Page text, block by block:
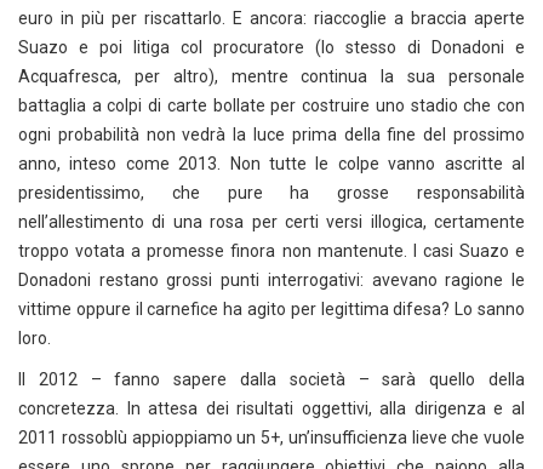
euro in più per riscattarlo. E ancora: riaccoglie a braccia aperte
Suazo e poi litiga col procuratore (lo stesso di Donadoni e
Acquafresca, per altro), mentre continua la sua personale
battaglia a colpi di carte bollate per costruire uno stadio che con
ogni probabilità non vedrà la luce prima della fine del prossimo
anno, inteso come 2013. Non tutte le colpe vanno ascritte al
presidentissimo, che pure ha grosse responsabilità
nell’allestimento di una rosa per certi versi illogica, certamente
troppo votata a promesse finora non mantenute. I casi Suazo e
Donadoni restano grossi punti interrogativi: avevano ragione le
vittime oppure il carnefice ha agito per legittima difesa? Lo sanno
loro.
Il 2012 – fanno sapere dalla società – sarà quello della
concretezza. In attesa dei risultati oggettivi, alla dirigenza e al
2011 rossoblù appioppiamo un 5+, un’insufficienza lieve che vuole